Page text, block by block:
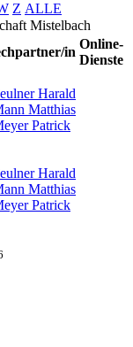
Z ALLE
Mistelbach
in
Online-
Dienste
Harald
Matthias
Patrick
Harald
Matthias
Patrick